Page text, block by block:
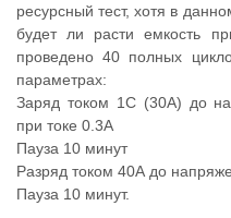
ресурсный тест, хотя в
будет ли расти емкость
проведено 40 полных
параметрах:
Заряд током 1С (30А) до
при токе 0.3А
Пауза 10 минут
Разряд током 40А до
Пауза 10 минут.